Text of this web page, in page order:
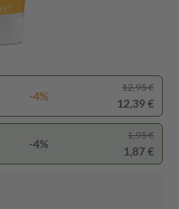
-4%
12,95 €
12,39 €
-4%
1,95 €
1,87 €